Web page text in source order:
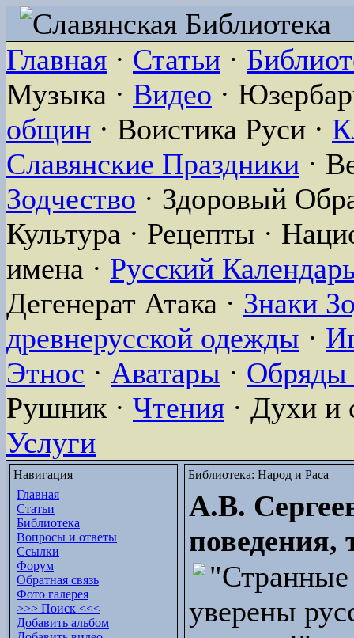
Главная · Статьи ·
Музыка · Видео ·
общин · Воистика Руси ·
Славянские Праздники ·
Зодчество · Здоровый
Культура · Рецепты ·
имена · Русский
Дегенерат Атака · Знаки
древнерусской одежды ·
Этнос · Аватары · Обряды
Рушник · Чтения · Духи и
Услуги
Навигация
Главная
Статьи
Библиотека
Вопросы и ответы
Ссылки
Форум
Обратная связь
Фото галерея
>>> Поиск <<<
Добавить альбом
Библиотека: Народ и Раса
А.В.
поведения,
"Странные
уверены